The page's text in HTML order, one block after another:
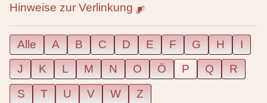
Hinweise zur Verlinkung
Alle A B C D E F G H
I
J
K L M N O Ö P Q
R
S
T U V W
Z